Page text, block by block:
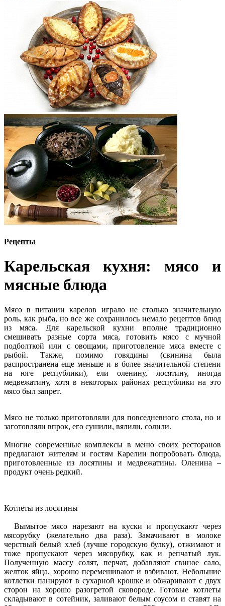
Рецепты
Карельская кухня: мясо и
мясные блюда
Мясо в питании карелов играло не столько значительную
роль, как рыба, но все же сохранилось немало рецептов блюд
из мяса. Для карельской кухни вполне традиционно
смешивать разные сорта мяса, готовить мясо с мучной
подболткой или с овощами, приготовление мяса вместе с
рыбой. Также, помимо говядины (свинина была
распространена еще меньше и в более значительной степени
на юге республики), ели оленину, лосятину, иногда
медвежатину, хотя в некоторых районах республики на это
мясо был запрет.
Мясо не только приготовляли для повседневного стола, но и
заготовляли впрок, его сушили, вялили, солили.
Многие современные комплексы в меню своих ресторанов
предлагают жителям и гостям Карелии попробовать блюда,
приготовленные из лосятины и медвежатины. Оленина –
продукт очень редкий.
Котлеты из лосятины
Вымытое мясо нарезают на куски и пропускают через
мясорубку (желательно два раза). Замачивают в молоке
черствый белый хлеб (лучше городскую булку), отжимают и
тоже пропускают через мясорубку, как и репчатый лук.
Полученную массу солят, перчат, добавляют свиное сало,
желток яйца, хорошо перемешивают и взбивают. Небольшие
котлетки панируют в сухарной крошке и обжаривают с двух
сторон на хорошо разогретой сковороде. Готовые котлеты
складывают в сотейник, заливают белым соусом и ставят на